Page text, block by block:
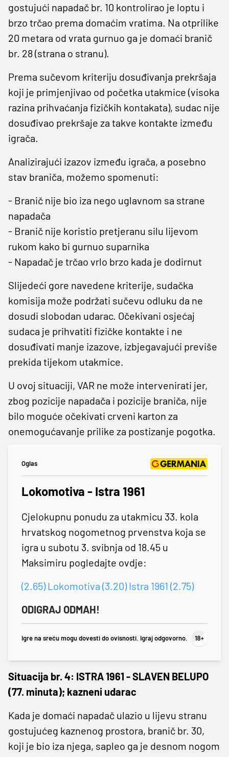
gostujući napadač br. 10 kontrolirao je loptu i
brzo trčao prema domaćim vratima. Na otprilike
20 metara od vrata gurnuo ga je domaći branič
br. 28 (strana o stranu).
Prema sučevom kriteriju dosuđivanja prekršaja
koji je primjenjivao od početka utakmice (visoka
razina prihvaćanja fizičkih kontakata), sudac nije
dosuđivao prekršaje za takve kontakte između
igrača.
Analizirajući izazov između igrača, a posebno
stav braniča, možemo spomenuti:
- Branič nije bio iza nego uglavnom sa strane
napadača
- Branič nije koristio pretjeranu silu lijevom
rukom kako bi gurnuo suparnika
- Napadač je trčao vrlo brzo kada je dodirnut
Slijedeći gore navedene kriterije, sudačka
komisija može podržati sučevu odluku da ne
dosudi slobodan udarac. Očekivani osjećaj
sudaca je prihvatiti fizičke kontakte i ne
dosuđivati manje izazove, izbjegavajući previše
prekida tijekom utakmice.
U ovoj situaciji, VAR ne može intervenirati jer,
zbog pozicije napadača i pozicije braniča, nije
bilo moguće očekivati crveni karton za
onemogućavanje prilike za postizanje pogotka.
Oglas
Lokomotiva - Istra 1961
Cjelokupnu ponudu za utakmicu 33. kola
hrvatskog nogometnog prvenstva koja se
igra u subotu 3. svibnja od 18.45 u
Maksimiru pogledajte ovdje:
(2.65) Lokomotiva (3.20) Istra 1961 (2.75)
ODIGRAJ ODMAH!
Igre na sreću mogu dovesti do ovisnosti. Igraj odgovorno.
Situacija br. 4: ISTRA 1961 - SLAVEN BELUPO
(77. minuta); kazneni udarac
Kada je domaći napadač ulazio u lijevu stranu
gostujućeg kaznenog prostora, branič br. 30,
koji je bio iza njega, sapleo ga je desnom nogom